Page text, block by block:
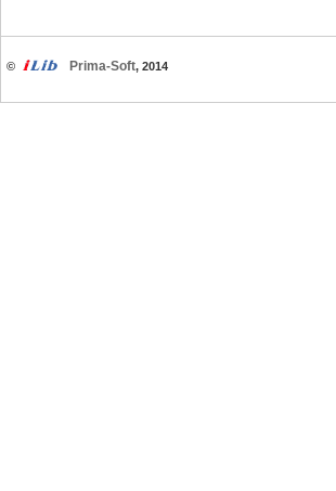
© Prima-Soft, 2014